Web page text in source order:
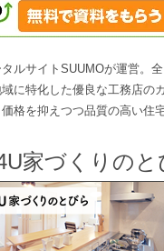
ルサイトSUUMOが運営。
に特化した優良な工務店の
格を抑えつつ品質の高い住
家づくりのと